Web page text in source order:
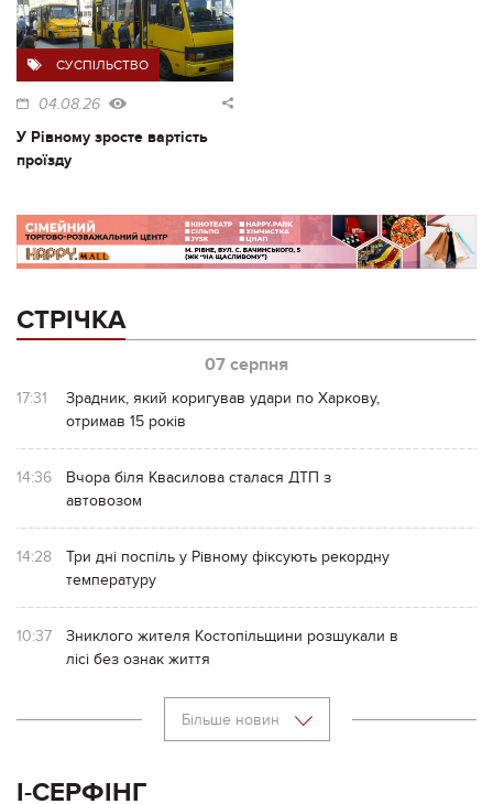
СУСПІЛЬСТВО
04.08.26
У Рівному зросте вартість
проїзду
СТРІЧКА
07 серпня
17:31
Зрадник, який коригував удари по Харкову,
отримав 15 років
14:36
Вчора біля Квасилова сталася ДТП з
автовозом
14:28
Три дні поспіль у Рівному фіксують рекордну
температуру
10:37
Зниклого жителя Костопільщини розшукали в
лісі без ознак життя
Більше новин
І-СЕРФІНГ